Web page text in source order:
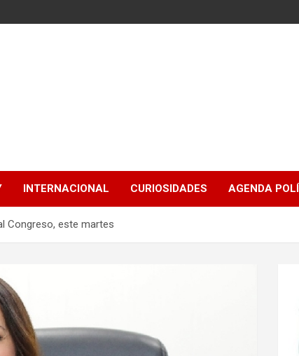
INTERNACIONAL CURIOSIDADES AGENDA
Congreso, este martes